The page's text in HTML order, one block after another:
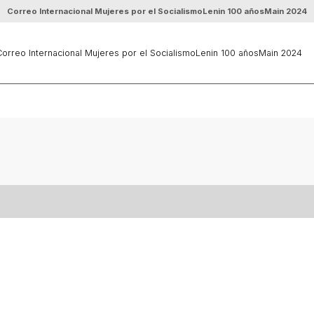
Correo Internacional Mujeres por el SocialismoLenin 100 añosMain 2024
Internacional Mujeres por el SocialismoLenin 100 añosMain 2024